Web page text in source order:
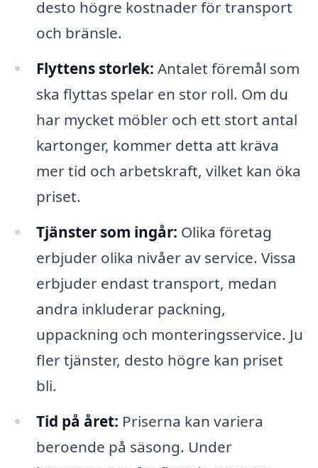
desto högre kostnader för transport
och bränsle.
Flyttens storlek: Antalet föremål som
ska flyttas spelar en stor roll. Om du
har mycket möbler och ett stort antal
kartonger, kommer detta att kräva
mer tid och arbetskraft, vilket kan öka
priset.
Tjänster som ingår: Olika företag
erbjuder olika nivåer av service. Vissa
erbjuder endast transport, medan
andra inkluderar packning,
uppackning och monteringsservice. Ju
fler tjänster, desto högre kan priset
bli.
Tid på året: Priserna kan variera
beroende på säsong. Under